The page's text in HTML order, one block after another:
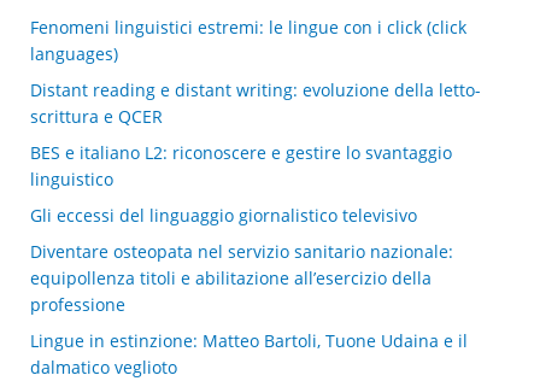
Fenomeni linguistici estremi: le lingue con i click (click
languages)
Distant reading e distant writing: evoluzione della letto-
scrittura e QCER
BES e italiano L2: riconoscere e gestire lo svantaggio
linguistico
Gli eccessi del linguaggio giornalistico televisivo
Diventare osteopata nel servizio sanitario nazionale:
equipollenza titoli e abilitazione all’esercizio della
professione
Lingue in estinzione: Matteo Bartoli, Tuone Udaina e il
dalmatico veglioto